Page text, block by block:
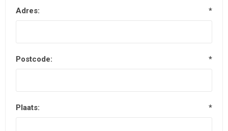
Adres: *
Postcode: *
Plaats: *